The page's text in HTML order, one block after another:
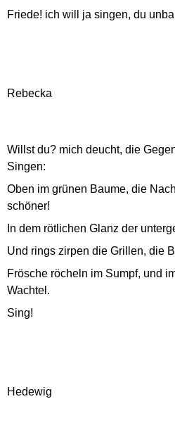
Friede! ich will ja singen, du
Rebecka
Willst du? mich deucht, die
Singen:
Oben im grünen Baume, die
schöner!
In dem rötlichen Glanz der
Und rings zirpen die Grillen, die
Frösche röcheln im Sumpf, und
Wachtel.
Sing!
Hedewig